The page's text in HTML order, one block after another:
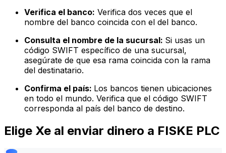
Verifica el banco: Verifica dos veces que el
nombre del banco coincida con el del banco.
Consulta el nombre de la sucursal: Si usas un
código SWIFT específico de una sucursal,
asegúrate de que esa rama coincida con la rama
del destinatario.
Confirma el país: Los bancos tienen ubicaciones
en todo el mundo. Verifica que el código SWIFT
corresponda al país del banco de destino.
Elige Xe al enviar dinero a FISKE PLC